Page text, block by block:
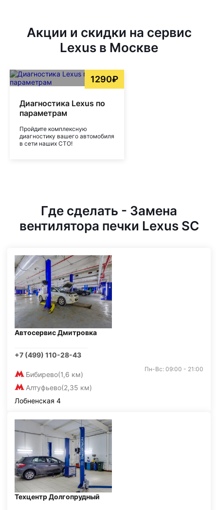
Акции и скидки на сервис
Lexus в Москве
1290₽
Диагностика Lexus по
параметрам
Пройдите комплексную
диагностику вашего автомобиля
в сети наших СТО!
Где сделать - Замена
вентилятора печки Lexus SC
Автосервис Дмитровка
+7 (499) 110-28-43
Бибирево(1,6 км)
Алтуфьево(2,35 км)
Пн-Вс: 09:00 - 21:00
Лобненская 4
Техцентр Долгопрудный